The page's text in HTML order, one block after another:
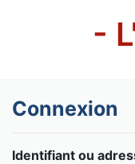
-
Connexion
Identifiant ou